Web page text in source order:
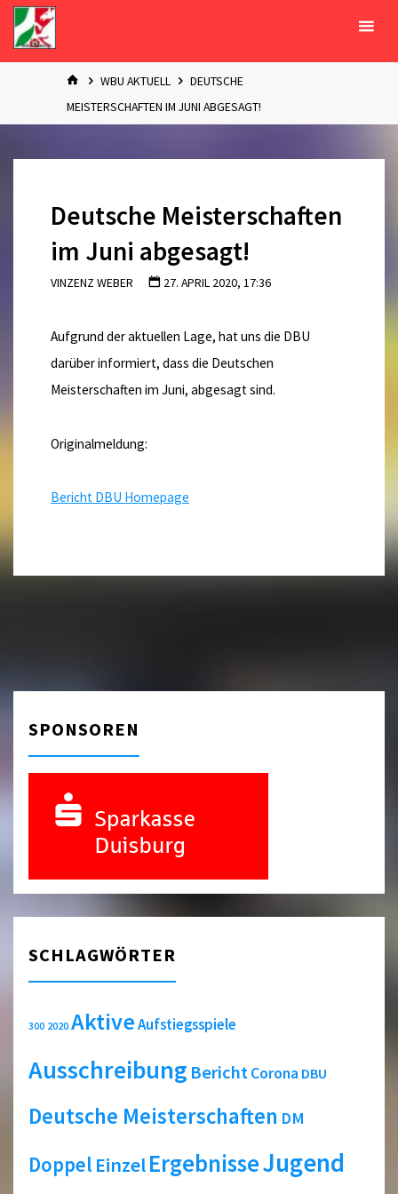
Zum
Inhalt
springen
STARTWBU AKTUELL
DEUTSCHE
MEISTERSCHAFTEN IM JUNI ABGESAGT!
Deutsche Meisterschaften
im Juni abgesagt!
VINZENZ WEBER 27. APRIL 2020, 17:36
Aufgrund der aktuellen Lage, hat uns die DBU
darüber informiert, dass die Deutschen
Meisterschaften im Juni, abgesagt sind.
Originalmeldung:
Bericht DBU Homepage
SPONSOREN
SCHLAGWÖRTER
300 2020 AktiveAufstiegsspiele
Ausschreibung BerichtCorona DBU
Deutsche Meisterschaften DM
Doppel EinzelErgebnisseJugend